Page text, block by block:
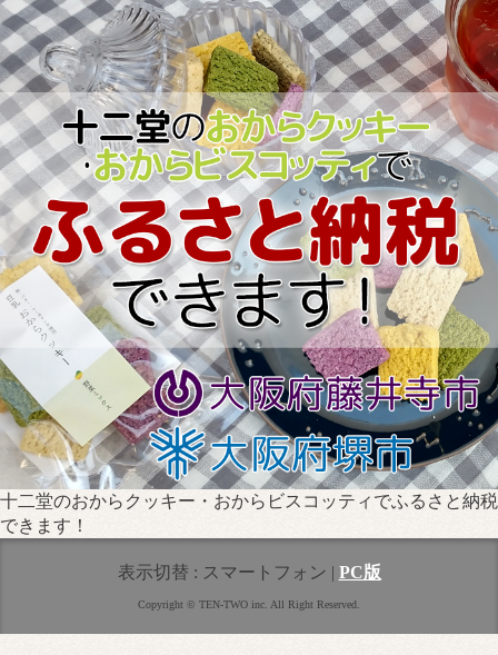
十二堂のおからクッキー・おからビスコッティでふるさと納税
できます！
表示切替 : スマートフォン | PC版
Copyright © TEN-TWO inc. All Right Reserved.